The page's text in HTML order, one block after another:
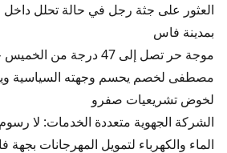
العثور على جثة رجل في حالة تحلل داخل
بمدينة فاس
موجة حر تصل إلى 47 درجة من الخميس حتى السبت
مصطفى لخصم يحسم وجهته السياسية
لخوض تشريعيات صفرو
الشركة الجهوية متعددة الخدمات: لا
الماء والكهرباء لتمويل المهرجانات